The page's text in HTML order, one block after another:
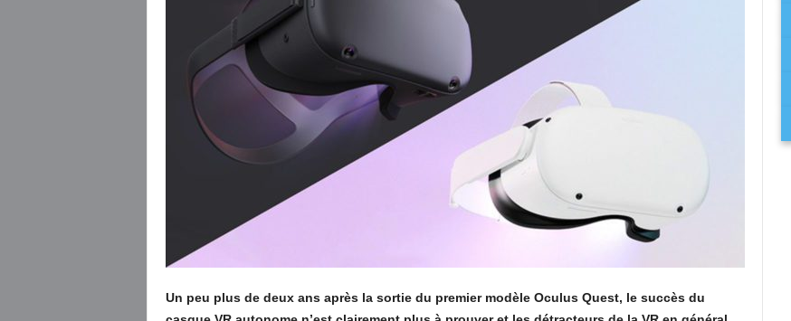
Un peu plus de deux ans après la sortie du premier modèle Oculus Quest, le succès du